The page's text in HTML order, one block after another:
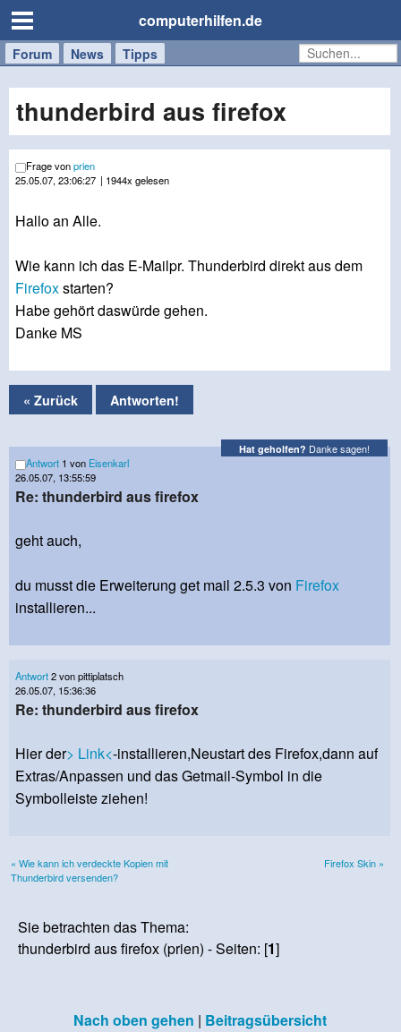
computerhilfen.de
Forum News Tipps
Handy
Tablet
Windows
Mac
thunderbird aus firefox
Frage vonprien
25.05.07, 23:06:27 | 1944x gelesen
Hallo an Alle.
Wie kann ich das E-Mailpr. Thunderbird direkt aus dem
Firefoxstarten?
Habe gehört daswürde gehen.
Danke MS
« Zurück Antworten!
Hat geholfen? Danke sagen!
Antwort 1 von Eisenkarl
26.05.07, 13:55:59
Re: thunderbird aus firefox
geht auch,
du musst die Erweiterung get mail 2.5.3 von Firefox
installieren...
Antwort2 von pittiplatsch
26.05.07, 15:36:36
Re: thunderbird aus firefox
Hier der> Link<-installieren,Neustart des Firefox,dann auf
Extras/Anpassen und das Getmail-Symbol in die
Symbolleiste ziehen!
« Wie kann ich verdeckte Kopien mit
Thunderbird versenden?
Firefox Skin »
Sie betrachten das Thema:
thunderbird aus firefox (prien) - Seiten: [1]
Nach oben gehen | Beitragsübersicht